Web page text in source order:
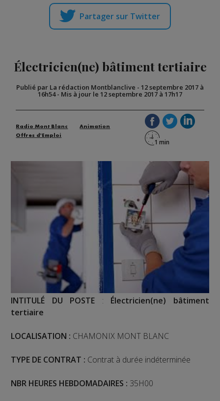
Partager sur Twitter
Électricien(ne) bâtiment tertiaire
Publié par La rédaction Montblanclive - 12 septembre 2017 à
16h54- Mis à jour le 12 septembre 2017 à 17h17
Radio Mont Blanc
Animation
Offres d'Emploi
INTITULÉ DU POSTE : Électricien(ne) bâtiment
tertiaire
LOCALISATION : CHAMONIX MONT BLANC
TYPE DE CONTRAT : Contrat à durée indéterminée
NBR HEURES HEBDOMADAIRES : 35H00